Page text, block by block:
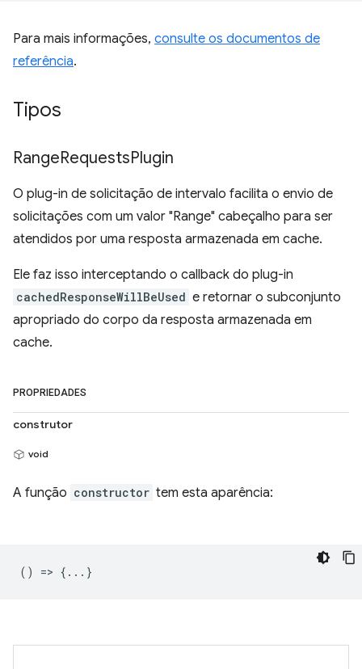
Para mais informações, consulte os documentos de
referência.
Tipos
RangeRequestsPlugin
O plug-in de solicitação de intervalo facilita o envio de
solicitações com um valor "Range" cabeçalho para ser
atendidos por uma resposta armazenada em cache.
Ele faz isso interceptando o callback do plug-in
cachedResponseWillBeUsed e retornar o subconjunto
apropriado do corpo da resposta armazenada em
cache.
PROPRIEDADES
construtor
void
A função constructor tem esta aparência:
() => {...}